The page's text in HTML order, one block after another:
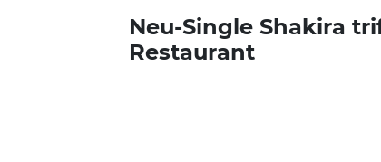
Neu-Single Shakira
Restaurant